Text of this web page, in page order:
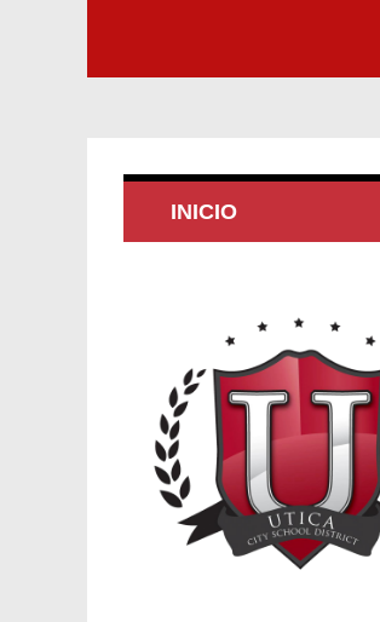
INICIO